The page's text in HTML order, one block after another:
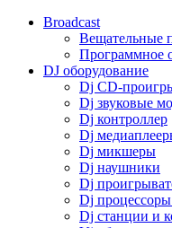
Broadcast
Вещательные
Программное
DJ оборудование
Dj CD-
Dj звуковые
Dj контроллер
Dj
Dj микшеры
Dj наушники
Dj
Dj
Dj станции и